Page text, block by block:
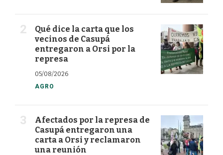
Qué dice la carta que los
vecinos de Casupá
entregaron a Orsi por la
represa
05/08/2026
AGRO
Afectados por la represa de
Casupá entregaron una
carta a Orsi y reclamaron
una reunión